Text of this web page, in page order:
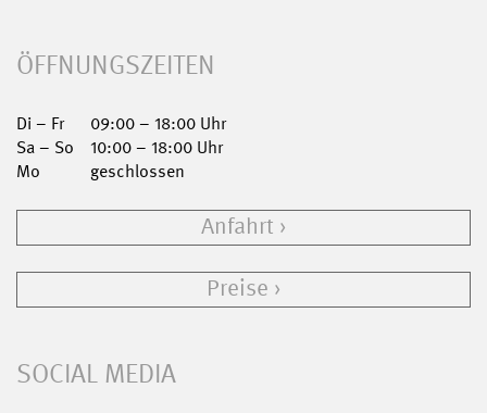
ÖFFNUNGSZEITEN
Di – Fr
09:00 – 18:00 Uhr
Sa – So
10:00 – 18:00 Uhr
Mo
geschlossen
Anfahrt
Preise
SOCIAL MEDIA